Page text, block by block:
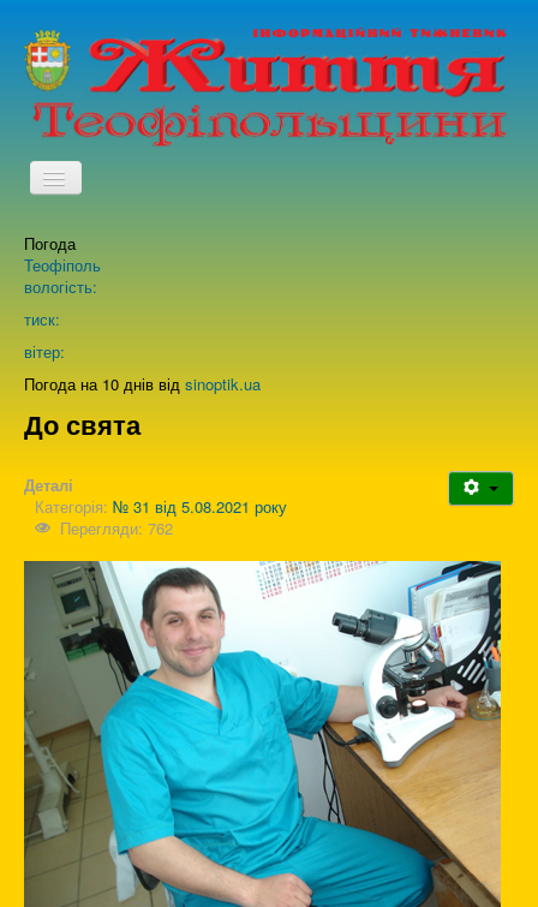
TPL_PROTOSTAR_TOGGLE_MENU
Про нас
Погода
Теофіполь
вологість:
тиск:
вітер:
Погода на 10 днів від sinoptik.ua
До свята
Деталі
Категорія: № 31 від 5.08.2021 року
Перегляди: 762